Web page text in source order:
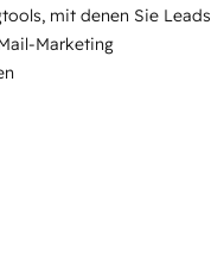
mit denen Sie Leads
Marketing